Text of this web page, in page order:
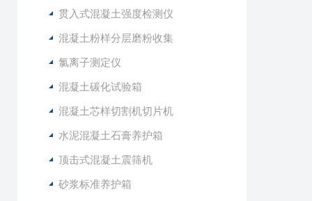
贯入式混凝土强度检测仪
混凝土粉样分层磨粉收集
氯离子测定仪
混凝土碳化试验箱
混凝土芯样切割机切片机
水泥混凝土石膏养护箱
顶击式混凝土震筛机
砂浆标准养护箱